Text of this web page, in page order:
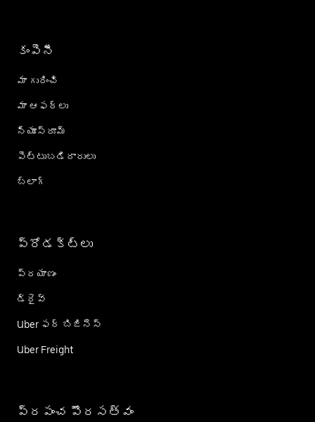
కంపెనీ
మా గురించి
మా ఆఫర్లు
న్యూస్‌రూమ్
పెట్టుబడిదారులు
బ్లాగ్
ప్రోడక్ట్؜లు
ప్రయాణం
డ్రైవ్
Uber ఫర్ బిజినెస్
Uber Freight
ప్రపంచ పౌరసత్వం